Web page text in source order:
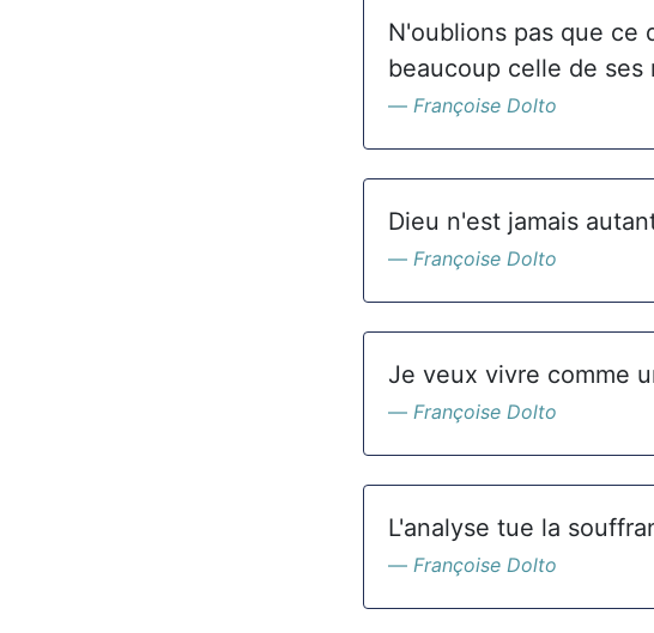
N'oublions pas que ce
beaucoup celle de ses
Françoise Dolto
Dieu n'est jamais
Françoise Dolto
Je veux vivre comme
Françoise Dolto
L'analyse tue la
Françoise Dolto